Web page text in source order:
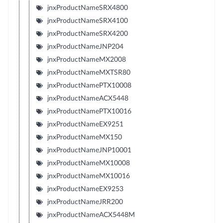
jnxProductNameSRX4800
jnxProductNameSRX4100
jnxProductNameSRX4200
jnxProductNameJNP204
jnxProductNameMX2008
jnxProductNameMXTSR80
jnxProductNamePTX10008
jnxProductNameACX5448
jnxProductNamePTX10016
jnxProductNameEX9251
jnxProductNameMX150
jnxProductNameJNP10001
jnxProductNameMX10008
jnxProductNameMX10016
jnxProductNameEX9253
jnxProductNameJRR200
jnxProductNameACX5448M